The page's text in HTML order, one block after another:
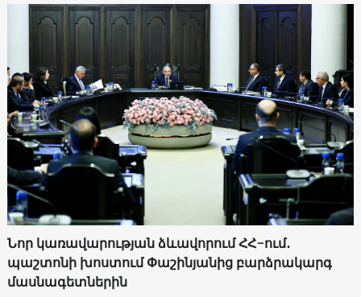
Նոր կառավարության ձևավորում ՀՀ-ում․
պաշտոնի խոստում Փաշինյանից բարձրակարգ
մասնագետներին